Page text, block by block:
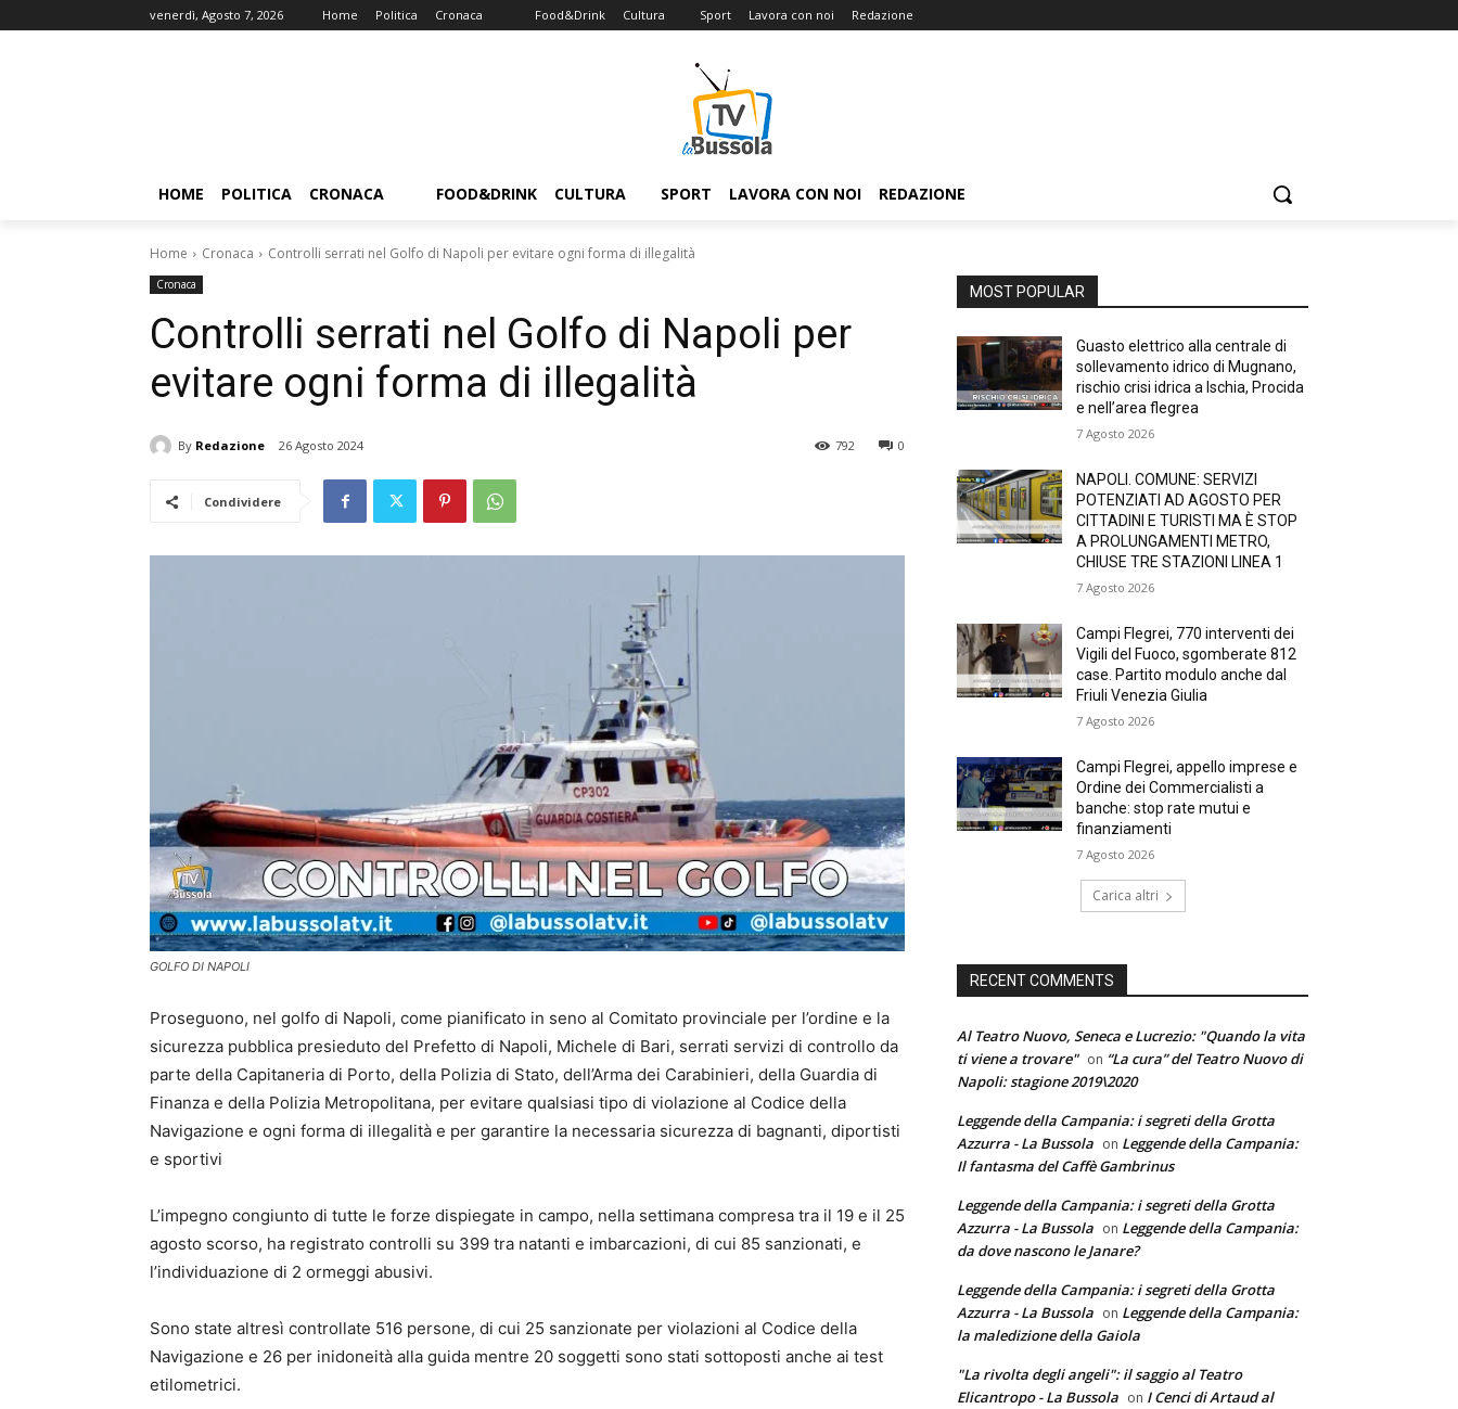
venerdì, Agosto 7, 2026 Home Politica Cronaca Food&Drink Cultura Sport Lavora con noi Redazione
HOME POLITICA CRONACA FOOD&DRINK CULTURA SPORT LAVORA CON NOI REDAZIONE
Home Cronaca Controlli serrati nel Golfo di Napoli per evitare ogni forma di illegalità
Cronaca
Controlli serrati nel Golfo di Napoli per
evitare ogni forma di illegalità
By Redazione 26 Agosto 2024 0
792
Condividere
GOLFO DI NAPOLI
Proseguono, nel golfo di Napoli, come pianificato in seno al Comitato provinciale per l’ordine e la
sicurezza pubblica presieduto del Prefetto di Napoli, Michele di Bari, serrati servizi di controllo da
parte della Capitaneria di Porto, della Polizia di Stato, dell’Arma dei Carabinieri, della Guardia di
Finanza e della Polizia Metropolitana, per evitare qualsiasi tipo di violazione al Codice della
Navigazione e ogni forma di illegalità e per garantire la necessaria sicurezza di bagnanti, diportisti
e sportivi
L’impegno congiunto di tutte le forze dispiegate in campo, nella settimana compresa tra il 19 e il 25
agosto scorso, ha registrato controlli su 399 tra natanti e imbarcazioni, di cui 85 sanzionati, e
l’individuazione di 2 ormeggi abusivi.
Sono state altresì controllate 516 persone, di cui 25 sanzionate per violazioni al Codice della
Navigazione e 26 per inidoneità alla guida mentre 20 soggetti sono stati sottoposti anche ai test
etilometrici.
MOST POPULAR
Guasto elettrico alla centrale di
sollevamento idrico di Mugnano,
rischio crisi idrica a Ischia, Procida
e nell’area flegrea
7 Agosto 2026
NAPOLI. COMUNE: SERVIZI
POTENZIATI AD AGOSTO PER
CITTADINI E TURISTI MA È STOP
A PROLUNGAMENTI METRO,
CHIUSE TRE STAZIONI LINEA 1
7 Agosto 2026
Campi Flegrei, 770 interventi dei
Vigili del Fuoco, sgomberate 812
case. Partito modulo anche dal
Friuli Venezia Giulia
7 Agosto 2026
Campi Flegrei, appello imprese e
Ordine dei Commercialisti a
banche: stop rate mutui e
finanziamenti
7 Agosto 2026
Carica altri
RECENT COMMENTS
Al Teatro Nuovo, Seneca e Lucrezio: "Quando la vita
ti viene a trovare" on “La cura” del Teatro Nuovo di
Napoli: stagione 2019\2020
Leggende della Campania: i segreti della Grotta
Azzurra - La Bussola on Leggende della Campania:
Il fantasma del Caffè Gambrinus
Leggende della Campania: i segreti della Grotta
Azzurra - La Bussola on Leggende della Campania:
da dove nascono le Janare?
Leggende della Campania: i segreti della Grotta
Azzurra - La Bussola on Leggende della Campania:
la maledizione della Gaiola
"La rivolta degli angeli": il saggio al Teatro
Elicantropo - La Bussola on I Cenci di Artaud al